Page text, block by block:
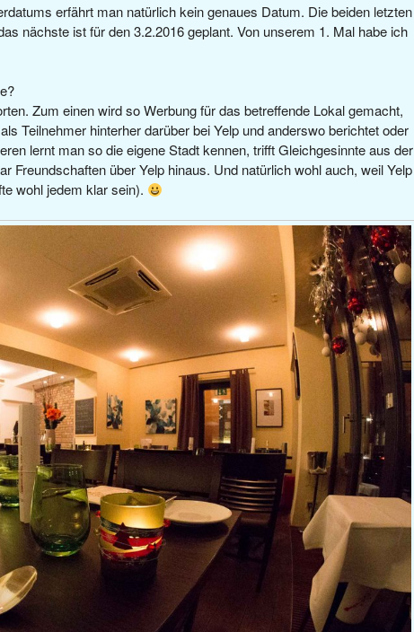
erfährt man natürlich kein genaues Datum. Die beiden letzten
nächste ist für den 3.2.2016 geplant. Von unserem 1. Mal habe ich
Zum einen wird so Werbung für das betreffende Lokal gemacht,
Teilnehmer hinterher darüber bei Yelp und anderswo berichtet oder
lernt man so die eigene Stadt kennen, trifft Gleichgesinnte aus der
Freundschaften über Yelp hinaus. Und natürlich wohl auch, weil Yelp
wohl jedem klar sein).